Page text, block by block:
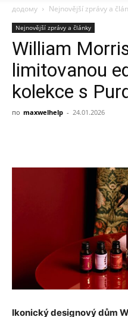
додому Nejnovější zprávy a
Nejnovější zprávy a články
William
limitovanou
kolekce s
по maxwelhelp - 24.01.2026
Ikonický designový dům